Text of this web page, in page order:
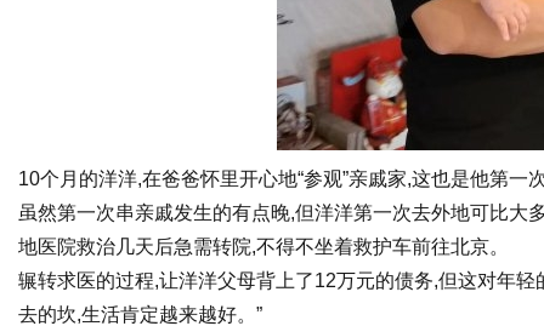
10个月的洋洋,在爸爸怀里开心地“参观”亲戚家,这也是他第一
虽然第一次串亲戚发生的有点晚,但洋洋第一次去外地可比
地医院救治几天后急需转院,不得不坐着救护车前往北京。
辗转求医的过程,让洋洋父母背上了12万元的债务,但这对年
去的坎,生活肯定越来越好。”